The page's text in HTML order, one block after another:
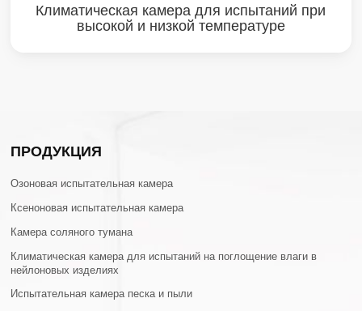
Климатическая камера для испытаний при
высокой и низкой температуре
ПРОДУКЦИЯ
Озоновая испытательная камера
Ксеноновая испытательная камера
Камера соляного тумана
Климатическая камера для испытаний на поглощение влаги в
нейлоновых изделиях
Испытательная камера песка и пыли